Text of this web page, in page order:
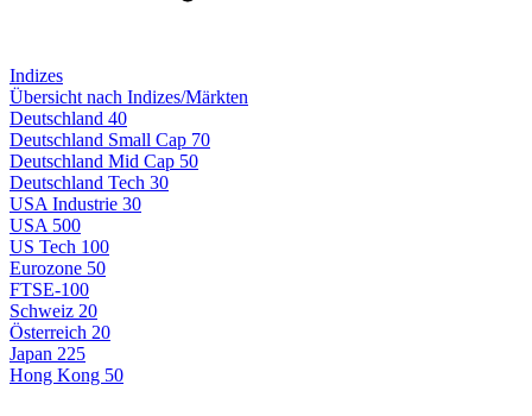
Indizes
Übersicht nach Indizes/Märkten
Deutschland 40
Deutschland Small Cap 70
Deutschland Mid Cap 50
Deutschland Tech 30
USA Industrie 30
USA 500
US Tech 100
Eurozone 50
FTSE-100
Schweiz 20
Österreich 20
Japan 225
Hong Kong 50